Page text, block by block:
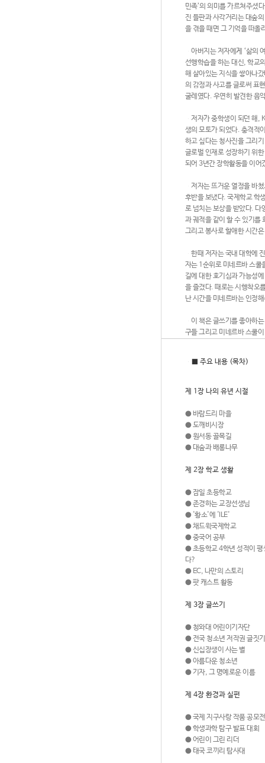
민족’의 의미를 가르쳐주셨
진 들판과 사각거리는 대숲
을 겪을 때면 그 기억을 떠올
아버지는 저자에게 ‘삶의
선행학습을 하는 대신, 학교
해 살아있는 지식을 쌓아나
의 감정과 사고를 글로써 표
굴레였다. 우연히 발견한 음
저자가 중학생이 되던 해,
생의 모토가 되었다. 충격적
하고 싶다는 청사진을 그리
글로벌 인재로 성장하기 위
되어 3년간 장학활동을 이어
저자는 뜨거운 열정을 바
후반을 보냈다. 국제학교 학
로 넘치는 보상을 받았다. 다
과 궤적을 같이 할 수 있기를
그리고 봉사로 할애한 시간
한때 저자는 국내 대학에
자는 1순위로 미네르바 스쿨
길에 대한 호기심과 가능성
을 즐겼다. 때로는 시행착오
난 시간을 미네르바는 인정
이 책은 글쓰기를 좋아하
구들 그리고 미네르바 스쿨
■ 주요 내용 (목차)
제 1장 나의 유년 시절
●바람드리 마을
●도깨비시장
●원서동 골목길
●대숲과 배롱나무
제 2장 학교 생활
●잠일 초등학교
●존경하는 교장선생님
● '황소'에 'ILE'
●채드윅국제학교
●중국어 공부
●초등학교 4학년 성적이 평
다?
● EC, 나만의 스토리
●팟 캐스트 활동
제 3장 글쓰기
● 청와대 어린이기자단
●전국 청소년 저작권 글짓
●신십장생이 사는 별
●아름다운 청소년
●기자, 그 명예로운 이름
제 4장 환경과 실펀
●국제 지구사랑 작품 공모전
●학생과학 탐구 발표 대회
●어린이 그린 리더
● 태국 코끼리 탐사대